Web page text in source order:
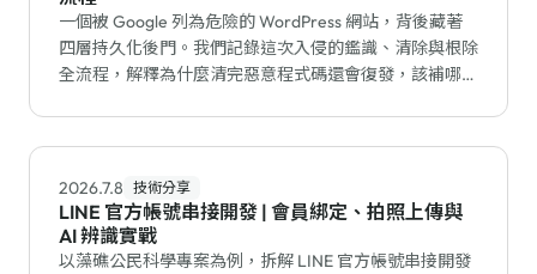
一個被 Google 列為危險的 WordPress 網站，背後藏著
四層持久化後門。我們記錄這次入侵的鑑識、清除與根除
全流程，解釋為什麼清完惡意程式碼還會復發，該補哪個
2026.7.8 技術分享
LINE 官方帳號串接開發 | 會員綁定、拍照上傳與
AI 辨識實戰
以藻礁公民科學專案為例，拆解 LINE 官方帳號串接開發